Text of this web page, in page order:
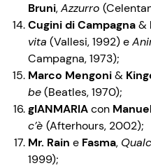
Bruni,Azzurro
Cugini di Campagna&
vita (Vallesi, 1992) e
Campagna, 1973);
Marco Mengoni&
be(Beatles, 1970);
gIANMARIAcon
c’è (Afterhours, 2002);
Mr. Rain e Fasma,
1999);